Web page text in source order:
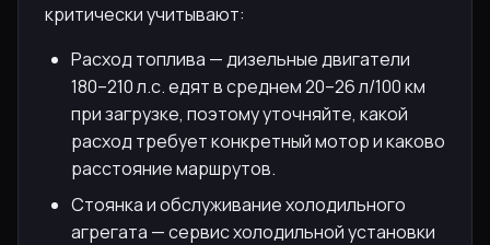
критически учитывают:
Расход топлива — дизельные двигатели
180–210 л.с. едят в среднем 20–26 л/100 км
при загрузке, поэтому уточняйте, какой
расход требует конкретный мотор и каково
расстояние маршрутов.
Стоянка и обслуживание холодильного
агрегата — сервис холодильной установки